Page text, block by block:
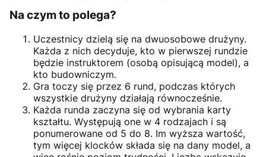
Na czym to polega?
Uczestnicy dzielą się na dwuosobowe drużyny.
Każda z nich decyduje, kto w pierwszej rundzie
będzie instruktorem (osobą opisującą model), a
kto budowniczym.
Gra toczy się przez 6 rund, podczas których
wszystkie drużyny działają równocześnie.
Każda runda zaczyna się od wybrania karty
kształtu. Występują one w 4 rodzajach i są
ponumerowane od 5 do 8. Im wyższa wartość,
tym więcej klocków składa się na dany model, a